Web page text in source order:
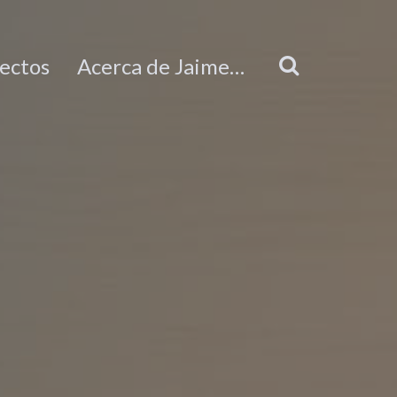
Acerca de Jaime…